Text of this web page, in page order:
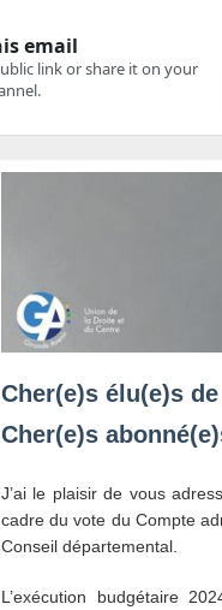
Cher(e)s élu(e)s
Cher(e)s
J’ai le plaisir de vous
cadre du vote du Compte
Conseil départemental.
L’exécution budgétaire